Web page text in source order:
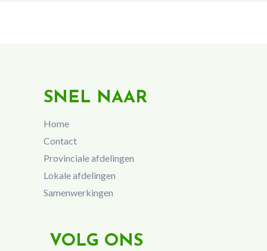
SNEL NAAR
Home
Contact
Provinciale afdelingen
Lokale afdelingen
Samenwerkingen
VOLG ONS